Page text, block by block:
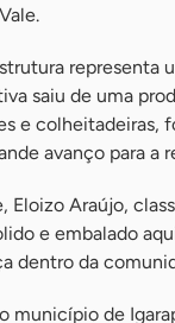
representa
saiu de uma
e colheitadeiras,
avanço para
Eloizo Araújo,
e embalado
dentro da
município de